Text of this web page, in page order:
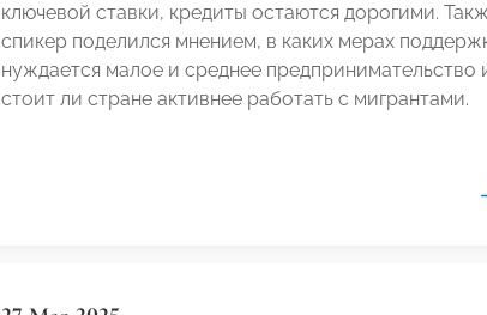
ключевой ставки, кредиты остаются дорогими.
спикер поделился мнением, в каких мерах
нуждается малое и среднее предпринимательство
стоит ли стране активнее работать с мигрантами.